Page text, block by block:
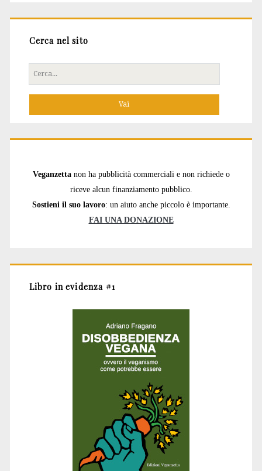
Cerca nel sito
Cerca
per:
Veganzetta non ha pubblicità commerciali e non richiede o
riceve alcun finanziamento pubblico.
Sostieni il suo lavoro: un aiuto anche piccolo è importante.
FAI UNA DONAZIONE
Libro in evidenza #1